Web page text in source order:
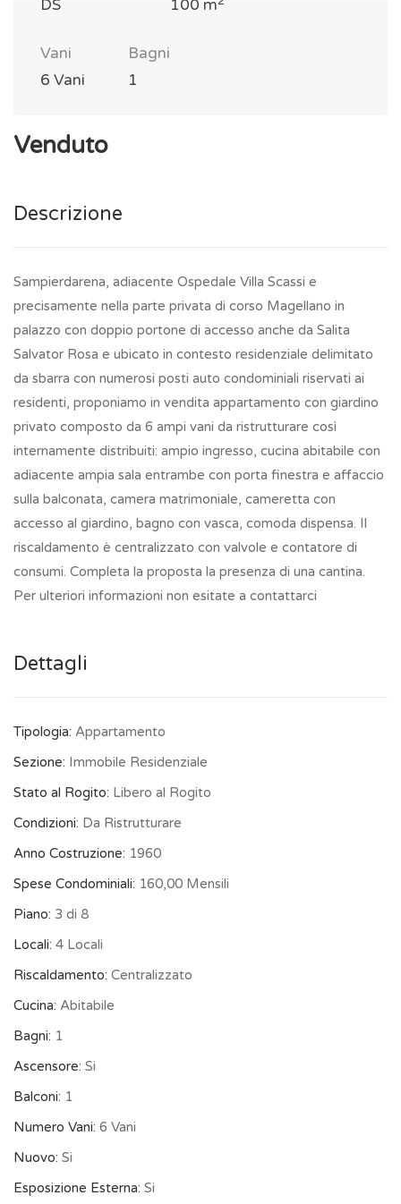
DS
100 m
Vani
6 Vani
Bagni
1
Venduto
Descrizione
Sampierdarena, adiacente Ospedale Villa Scassi e
precisamente nella parte privata di corso Magellano in
palazzo con doppio portone di accesso anche da Salita
Salvator Rosa e ubicato in contesto residenziale delimitato
da sbarra con numerosi posti auto condominiali riservati ai
residenti, proponiamo in vendita appartamento con giardino
privato composto da 6 ampi vani da ristrutturare così
internamente distribuiti: ampio ingresso, cucina abitabile con
adiacente ampia sala entrambe con porta finestra e affaccio
sulla balconata, camera matrimoniale, cameretta con
accesso al giardino, bagno con vasca, comoda dispensa. Il
riscaldamento è centralizzato con valvole e contatore di
consumi. Completa la proposta la presenza di una cantina.
Per ulteriori informazioni non esitate a contattarci
Dettagli
Tipologia: Appartamento
Sezione: Immobile Residenziale
Stato al Rogito: Libero al Rogito
Condizioni: Da Ristrutturare
Anno Costruzione: 1960
Spese Condominiali: 160,00 Mensili
Piano: 3 di 8
Locali: 4 Locali
Riscaldamento: Centralizzato
Cucina: Abitabile
Bagni: 1
Ascensore: Si
Balconi: 1
Numero Vani: 6 Vani
Nuovo: Si
Esposizione Esterna: Si